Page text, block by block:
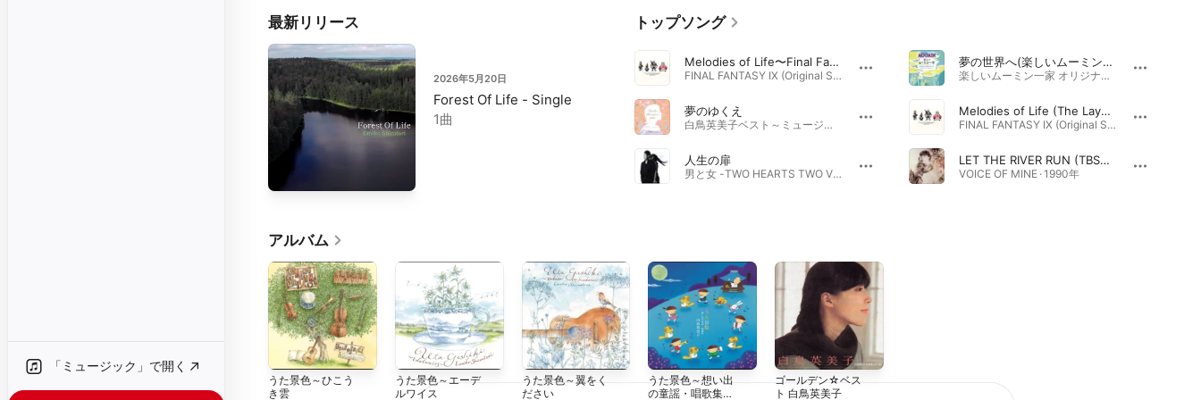
「ミュージック」で開く
最新リリース
2026年5月20日
Forest Of Life - Single
1曲
トップソング
Melodies of Life〜Final Fantasy
FINAL FANTASY IX (Original Soundtrack) · 2004年
夢のゆくえ
白鳥英美子ベスト～ミュージック・オブ・ファンタジー · 2024年
人生の扉
男と女 -TWO HEARTS TWO VOICES- Special Edition · 2008年
夢の世界へ(楽しいムーミン一家)
楽しいムーミン一家 オリジナル・サウンドトラック ベスト · 1990年
Melodies of Life (The Layers of Harmony)
FINAL FANTASY IX (Original Soundtrack) · 2004年
LET THE RIVER RUN (TBS系ドラマ「HOTEL」主題歌)
VOICE OF MINE · 1990年
アルバム
うた景色～ひこう
き雲
うた景色～エーデ
ルワイス
うた景色～翼をく
ださい
うた景色～想い出
の童謡・唱歌集
ゴールデン☆ベス
ト 白鳥英美子